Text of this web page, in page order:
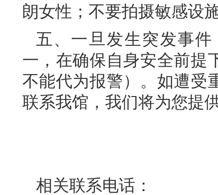
朗女性；不要拍摄敏感设
五、一旦发生突发事
一，在确保自身安全前提
不能代为报警）。如遭受
联系我馆，我们将为您提
相关联系电话：